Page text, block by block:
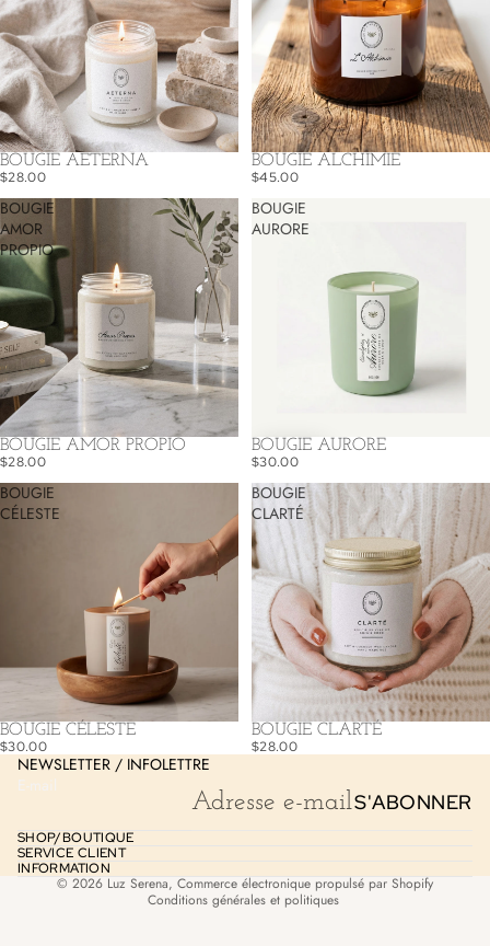
BOUGIE AETERNA
$28.00
BOUGIE ALCHIMIE
$45.00
BOUGIE
AMOR
PROPIO
BOUGIE AMOR PROPIO
$28.00
BOUGIE
AURORE
BOUGIE AURORE
$30.00
BOUGIE
CÉLESTE
BOUGIE CÉLESTE
$30.00
BOUGIE
CLARTÉ
BOUGIE CLARTÉ
$28.00
NEWSLETTER / INFOLETTRE
E-mail
S'ABONNER
SHOP/BOUTIQUE
SERVICE CLIENT
INFORMATION
© 2026 Luz Serena, Commerce électronique propulsé par Shopify
Conditions générales et politiques
Politique de remboursement
Politique de confidentialité
Conditions d’utilisation
Politique d’expédition
Mentions légales
Politique de résiliation